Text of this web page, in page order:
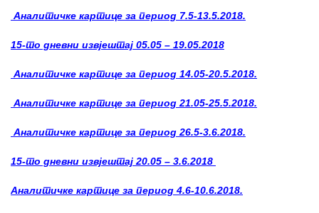
Аналитичке картице за период 7.5-13.5.2018.
15-то дневни извјештај 05.05 – 19.05.2018
Аналитичке картице за период 14.05-20.5.2018.
Аналитичке картице за период 21.05-25.5.2018.
Аналитичке картице за период 26.5-3.6.2018.
15-то дневни извјештај 20.05 – 3.6.2018
Аналитичке картице за период 4.6-10.6.2018.